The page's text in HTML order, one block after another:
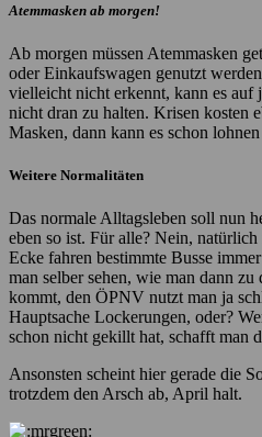
Atemmasken ab morgen!
Ab morgen müssen Atemmasken
oder Einkaufswagen genutzt
vielleicht nicht erkennt, kann es auf
nicht dran zu halten. Krisen kosten
Masken, dann kann es schon lohnen
Weitere Normalitäten
Das normale Alltagsleben soll nun
eben so ist. Für alle? Nein,
Ecke fahren bestimmte Busse
man selber sehen, wie man dann
kommt, den ÖPNV nutzt man ja
Hauptsache Lockerungen, oder?
schon nicht gekillt hat, schafft man
Ansonsten scheint hier gerade die
trotzdem den Arsch ab, April halt.